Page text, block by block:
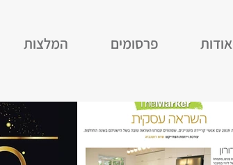
אודות פרסומים המלצות